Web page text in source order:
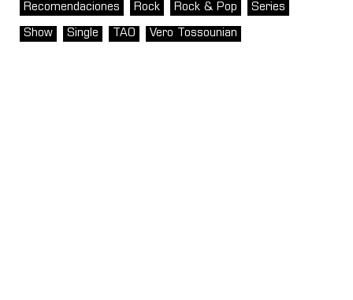
Recomendaciones Rock Rock & Pop Series
Show Single TAO Vero Tossounian